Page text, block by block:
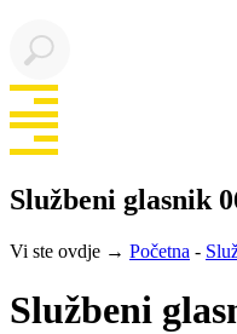
Službeni glasnik
Vi ste ovdje → Početna -
Službeni